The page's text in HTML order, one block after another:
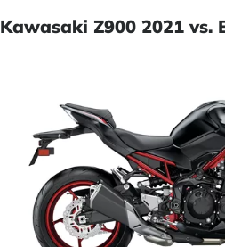
Kawasaki Z900 2021 vs.